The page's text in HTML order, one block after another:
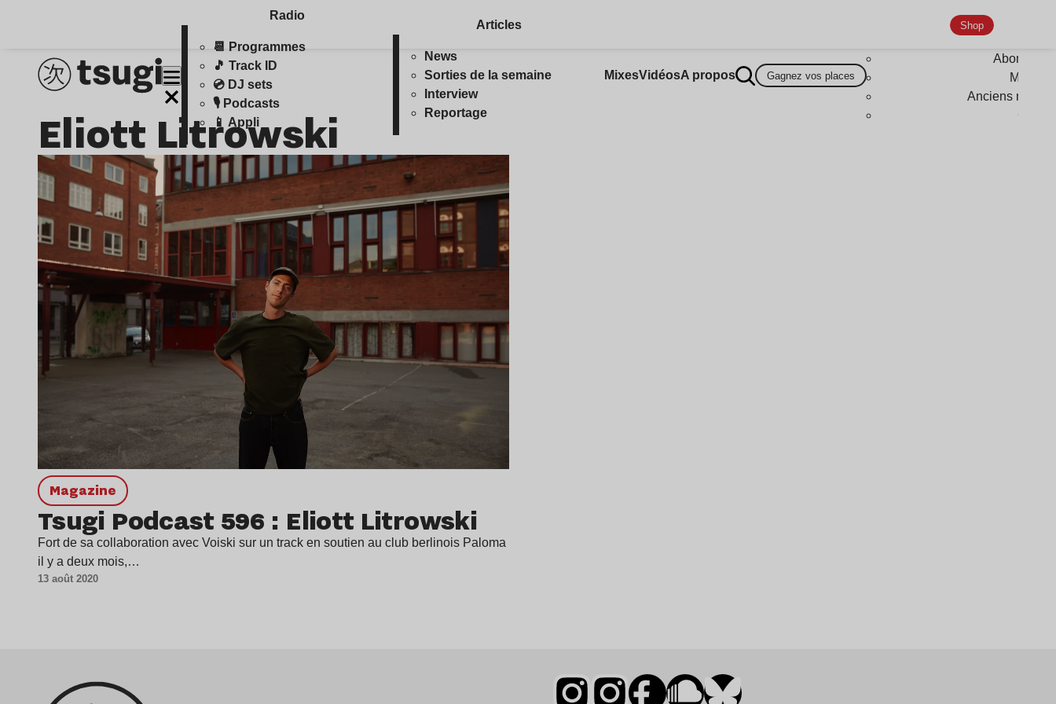
Radio
📆 Programmes
🎵 Track ID
💿 DJ sets
🎙️ Podcasts
📱 Appli
Articles
News
Sorties de la semaine
Interview
Reportage
MixesVidéosA propos Gagnez vos places
Shop
Anciens
Eliott Litrowski
magazine
Tsugi Podcast 596 : Eliott Litrowski
Fort de sa collaboration avec Voiski sur un track en soutien au club berlinois Paloma
il y a deux mois,…
13 août 2020